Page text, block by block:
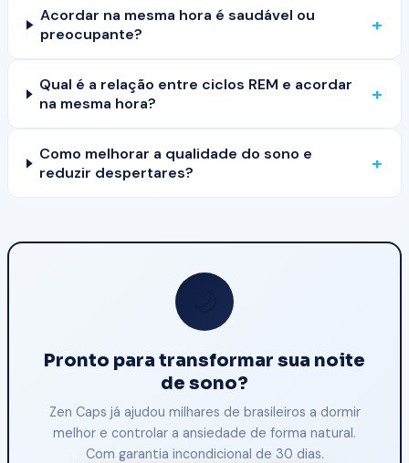
Acordar na mesma hora é saudável ou
preocupante?
+
Qual é a relação entre ciclos REM e acordar
na mesma hora?
+
Como melhorar a qualidade do sono e
reduzir despertares?
+
Pronto para transformar sua noite
de sono?
Zen Caps já ajudou milhares de brasileiros a dormir
melhor e controlar a ansiedade de forma natural.
Com garantia incondicional de 30 dias.